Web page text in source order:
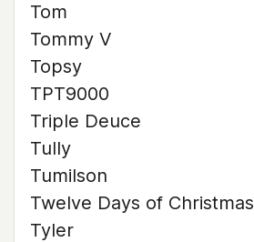
Tom
Tommy V
Topsy
TPT9000
Triple Deuce
Tully
Tumilson
Twelve Days of Christmas
Tyler